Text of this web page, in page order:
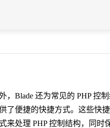
，Blade 还为常见的 PHP 控
了便捷的快捷方式。这些快
来处理 PHP 控制结构，同时